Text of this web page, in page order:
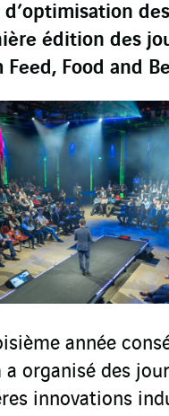
édition des
Food and
année
organisé des
innovations